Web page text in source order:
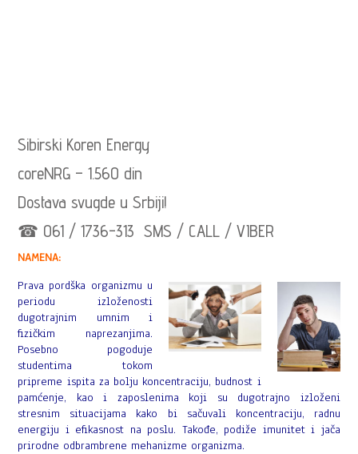
Sibirski Koren Energy
coreNRG – 1.560 din
Dostava svugde u Srbiji!
☎ 061 / 1736-313 SMS / CALL / VIBER
NAMENA:
Prava pordška organizmu u
periodu izloženosti
dugotrajnim umnim i
fizičkim naprezanjima.
Posebno pogoduje
studentima tokom
pripreme ispita za bolju koncentraciju, budnost i
pamćenje, kao i zaposlenima koji su dugotrajno izloženi
stresnim situacijama kako bi sačuvali koncentraciju, radnu
energiju i efikasnost na poslu. Takođe, podiže imunitet i jača
prirodne odbrambrene mehanizme organizma.